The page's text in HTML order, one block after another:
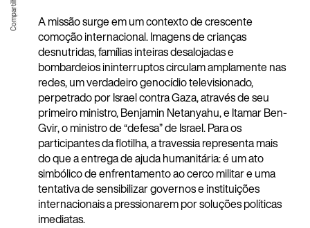
A missão surge em um contexto de crescente
comoção internacional. Imagens de crianças
desnutridas, famílias inteiras desalojadas e
bombardeios ininterruptos circulam amplamente nas
redes, um verdadeiro genocídio televisionado,
perpetrado por Israel contra Gaza, através de seu
primeiro ministro, Benjamin Netanyahu, e Itamar Ben-
Gvir, o ministro de “defesa” de Israel. Para os
participantes da flotilha, a travessia representa mais
do que a entrega de ajuda humanitária: é um ato
simbólico de enfrentamento ao cerco militar e uma
tentativa de sensibilizar governos e instituições
internacionais a pressionarem por soluções políticas
imediatas.